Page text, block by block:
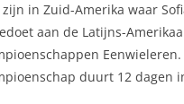
zijn in Zuid-Amerika waar
aan de Latijns-
Eenwieleren.
duurt 12 dagen